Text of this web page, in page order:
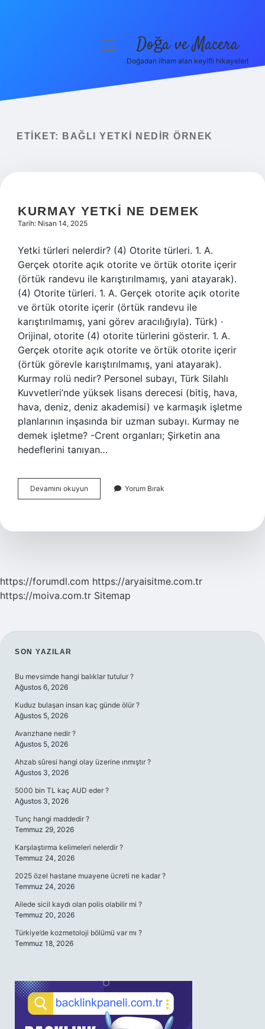
Yasal Uyarı
menüyü Doğa ve Macera
Doğadan ilham alan keyifli hikayeler!
ETIKET: BAĞLI YETKI NEDIR ÖRNEK
KURMAY YETKI NE DEMEK
Tarih: Nisan 14, 2025
Yetki türleri nelerdir? (4) Otorite türleri. 1. A.
Gerçek otorite açık otorite ve örtük otorite içerir
(örtük randevu ile karıştırılmamış, yani atayarak).
(4) Otorite türleri. 1. A. Gerçek otorite açık otorite
ve örtük otorite içerir (örtük randevu ile
karıştırılmamış, yani görev aracılığıyla). Türk) ·
Orijinal, otorite (4) otorite türlerini gösterir. 1. A.
Gerçek otorite açık otorite ve örtük otorite içerir
(örtük görevle karıştırılmamış, yani atayarak).
Kurmay rolü nedir? Personel subayı, Türk Silahlı
Kuvvetleri’nde yüksek lisans derecesi (bitiş, hava,
hava, deniz, deniz akademisi) ve karmaşık işletme
planlarının inşasında bir uzman subayı. Kurmay ne
demek işletme? -Crent organları; Şirketin ana
hedeflerini tanıyan…
Devamını okuyun
Yetki
Yorum Bırak
https://forumdl.com https://aryaisitme.com.tr
https://moiva.com.tr Sitemap
SIDEBAR
SON YAZILAR
Bu mevsimde hangi balıklar tutulur ?
Ağustos 6, 2026
Kuduz bulaşan insan kaç günde ölür ?
Ağustos 5, 2026
Avarızhane nedir ?
Ağustos 5, 2026
Ahzab sûresi hangi olay üzerine ınmıştır ?
Ağustos 3, 2026
5000 bin TL kaç AUD eder ?
Ağustos 3, 2026
Tunç hangi maddedir ?
Temmuz 29, 2026
Karşılaştırma kelimeleri nelerdir ?
Temmuz 24, 2026
2025 özel hastane muayene ücreti ne kadar ?
Temmuz 24, 2026
Ailede sicil kaydı olan polis olabilir mi ?
Temmuz 20, 2026
Türkiye’de kozmetoloji bölümü var mı ?
Temmuz 18, 2026